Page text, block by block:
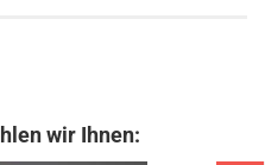
wir Ihnen: